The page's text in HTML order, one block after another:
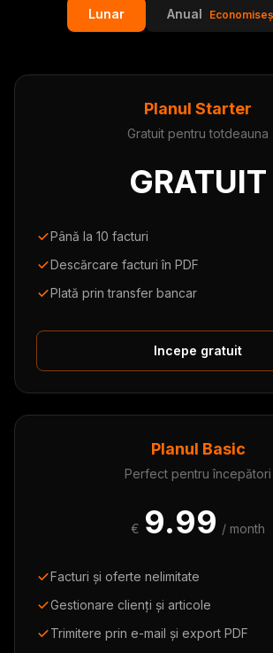
Lunar Anual
Planul Starter
Gratuit pentru totdeauna
GRATUIT
Până la 10 facturi
Descărcare facturi în PDF
Plată prin transfer bancar
Incepe gratuit
Planul Basic
Perfect pentru începători
€ 9.99 / month
Facturi și oferte nelimitate
Gestionare clienți și articole
Trimitere prin e-mail și export PDF